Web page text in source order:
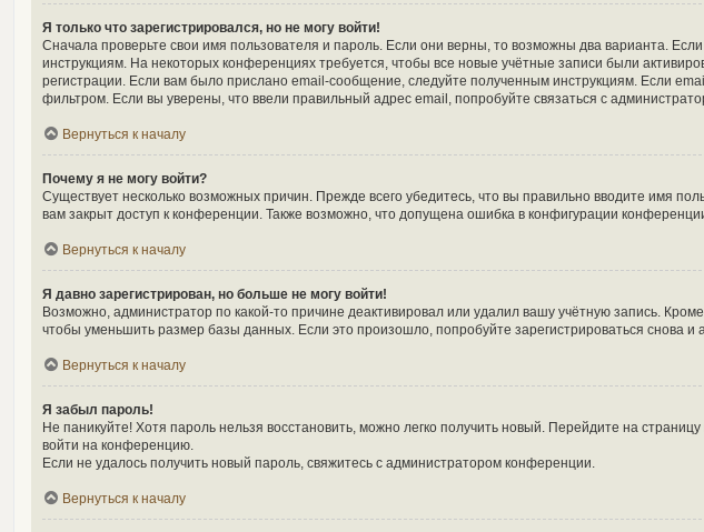
Я только что зарегистрировался, но не могу войти!
Сначала проверьте свои имя пользователя и пароль. Если они верны, то возможны два варианта.
инструкциям. На некоторых конференциях требуется, чтобы все новые учётные записи были
регистрации. Если вам было прислано email-сообщение, следуйте полученным инструкциям. Если
фильтром. Если вы уверены, что ввели правильный адрес email, попробуйте связаться с
Вернуться к началу
Почему я не могу войти?
Существует несколько возможных причин. Прежде всего убедитесь, что вы правильно вводите имя
вам закрыт доступ к конференции. Также возможно, что допущена ошибка в конфигурации
Вернуться к началу
Я давно зарегистрирован, но больше не могу войти!
Возможно, администратор по какой-то причине деактивировал или удалил вашу учётную запись.
чтобы уменьшить размер базы данных. Если это произошло, попробуйте зарегистрироваться снова и
Вернуться к началу
Я забыл пароль!
Не паникуйте! Хотя пароль нельзя восстановить, можно легко получить новый. Перейдите на
войти на конференцию.
Если не удалось получить новый пароль, свяжитесь с администратором конференции.
Вернуться к началу